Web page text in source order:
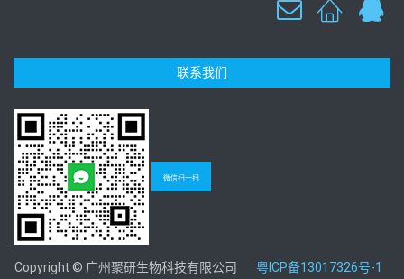
联系我们
微信扫一扫
Copyright © 广州聚研生物科技有限公司 粤ICP备13017326号-1